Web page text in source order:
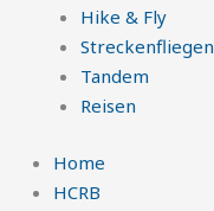
Hike & Fly
Streckenfliegen
Tandem
Reisen
Home
HCRB